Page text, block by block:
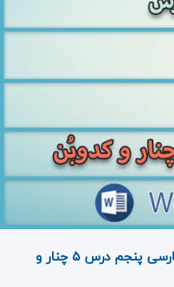
دانلود طرح درس روزانه فارسی پنجم درس ۵ چنار و